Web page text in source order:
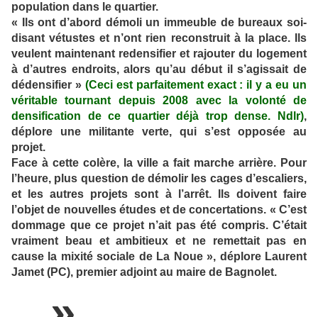
population dans le quartier.
« Ils ont d’abord démoli un immeuble de bureaux soi-
disant vétustes et n’ont rien reconstruit à la place. Ils
veulent maintenant redensifier et rajouter du logement
à d’autres endroits, alors qu’au début il s’agissait de
dédensifier » (Ceci est parfaitement exact : il y a eu un
véritable tournant depuis 2008 avec la volonté de
densification de ce quartier déjà trop dense. Ndlr),
déplore une militante verte, qui s’est opposée au
projet.
Face à cette colère, la ville a fait marche arrière. Pour
l’heure, plus question de démolir les cages d’escaliers,
et les autres projets sont à l’arrêt. Ils doivent faire
l’objet de nouvelles études et de concertations. « C’est
dommage que ce projet n’ait pas été compris. C’était
vraiment beau et ambitieux et ne remettait pas en
cause la mixité sociale de La Noue », déplore Laurent
Jamet (PC), premier adjoint au maire de Bagnolet.